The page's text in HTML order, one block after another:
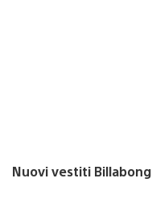
Nuovi vestiti Billabong